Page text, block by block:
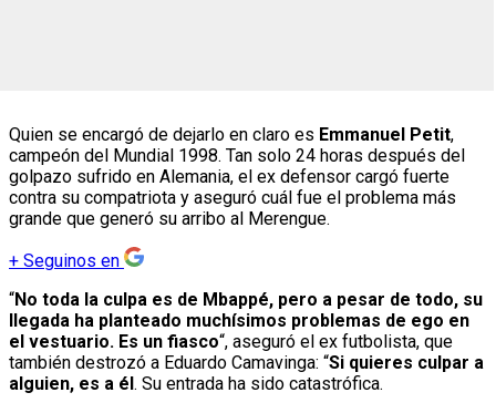
Quien se encargó de dejarlo en claro es Emmanuel Petit,
campeón del Mundial 1998. Tan solo 24 horas después del
golpazo sufrido en Alemania, el ex defensor cargó fuerte
contra su compatriota y aseguró cuál fue el problema más
grande que generó su arribo al Merengue.
+ Seguinos en
“No toda la culpa es de Mbappé, pero a pesar de todo, su
llegada ha planteado muchísimos problemas de ego en
el vestuario. Es un fiasco“, aseguró el ex futbolista, que
también destrozó a Eduardo Camavinga: “Si quieres culpar a
alguien, es a él . Su entrada ha sido catastrófica.